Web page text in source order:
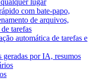
lugar
com bate-papo,
de arquivos,
tarefas
automática de tarefas e
geradas por IA, resumos